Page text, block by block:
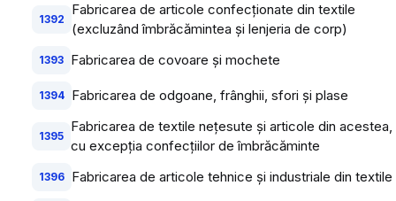
1392
Fabricarea de articole confecţionate din textile
(excluzând îmbrăcămintea şi lenjeria de corp)
1393 Fabricarea de covoare şi mochete
1394 Fabricarea de odgoane, frânghii, sfori şi plase
1395
Fabricarea de textile neţesute şi articole din acestea,
cu excepţia confecţiilor de îmbrăcăminte
1396 Fabricarea de articole tehnice şi industriale din textile